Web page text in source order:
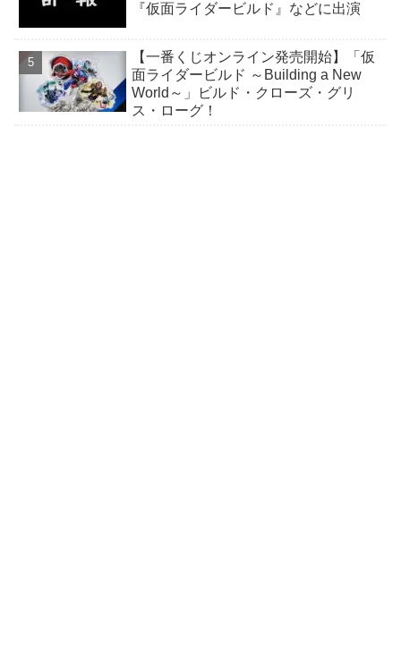
『仮面ライダービルド』などに出演
【一番くじオンライン発売開始】「仮
面ライダービルド ～Building a New
World～」ビルド・クローズ・グリ
ス・ローグ！